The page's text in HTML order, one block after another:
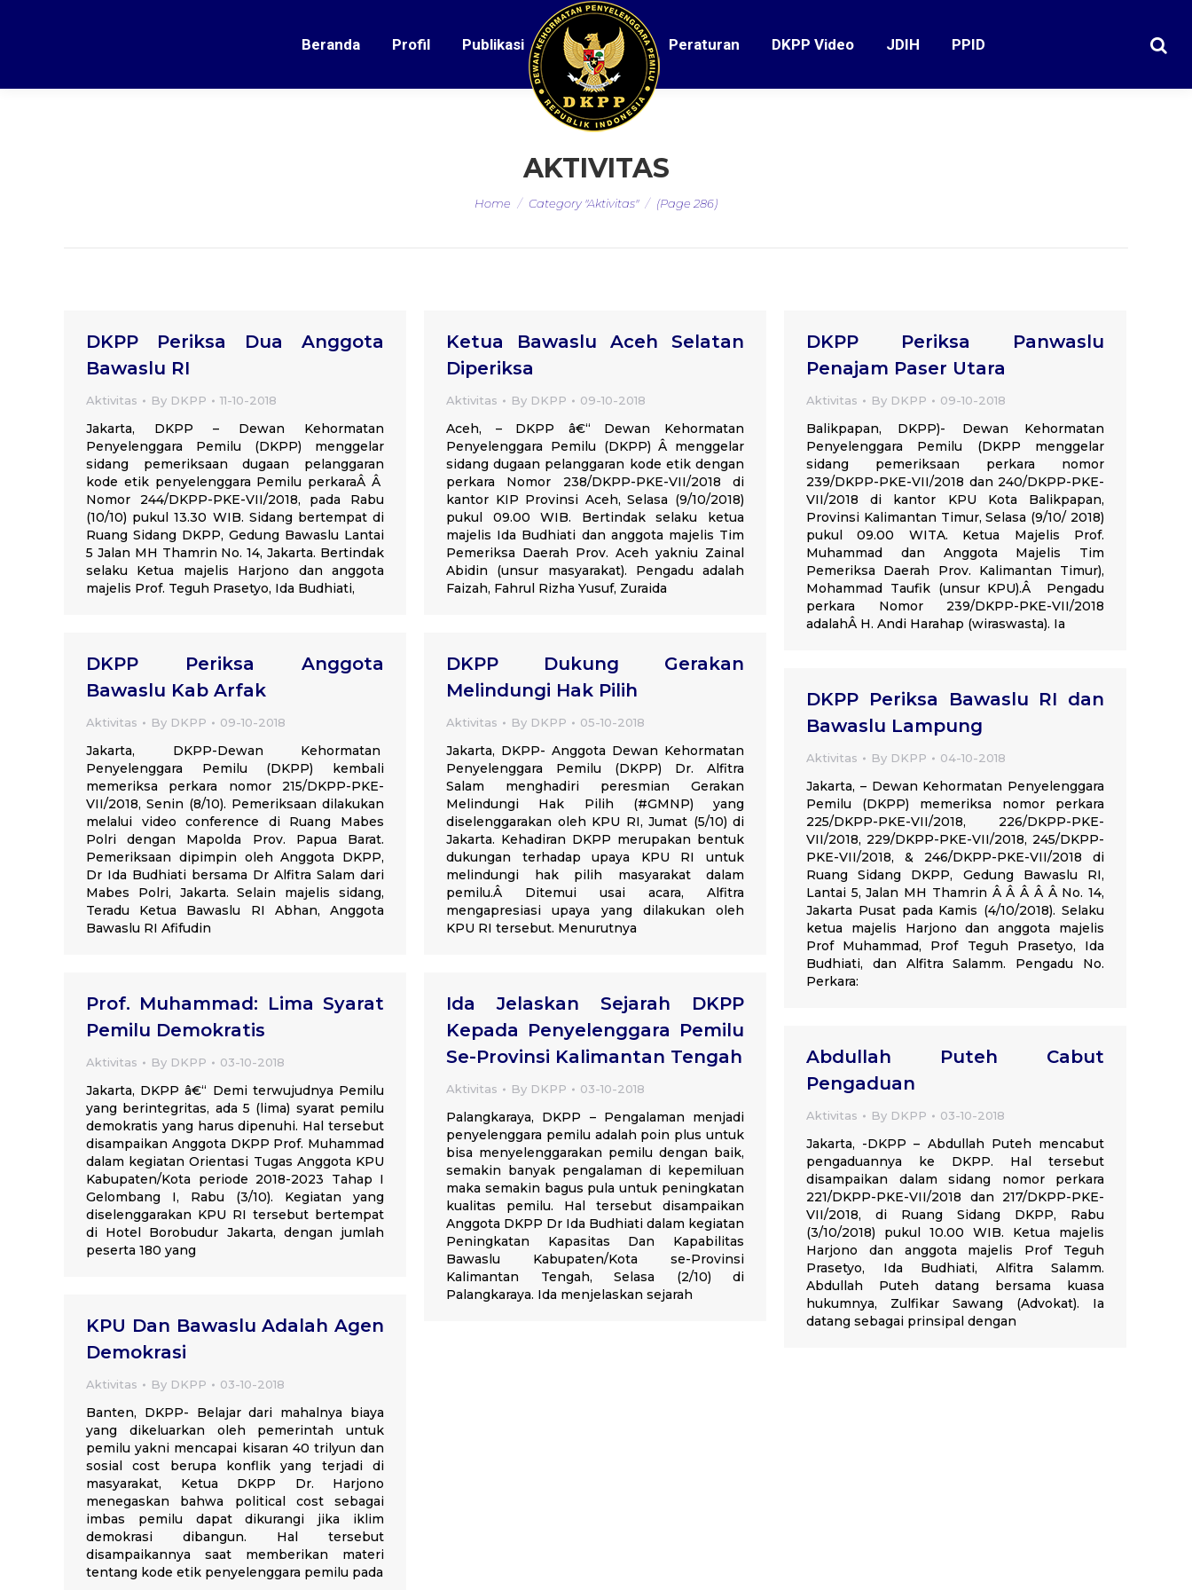
Beranda Profil Publikasi Peraturan DKPP Video JDIH PPID
AKTIVITAS
You are here:
Home Category "Aktivitas" (Page 286)
DKPP Periksa Dua Anggota
Bawaslu RI
Aktivitas By DKPP 11-10-2018
Jakarta, DKPP – Dewan Kehormatan
Penyelenggara Pemilu (DKPP) menggelar
sidang pemeriksaan dugaan pelanggaran
kode etik penyelenggara Pemilu perkaraÂ Â
Nomor 244/DKPP-PKE-VII/2018, pada Rabu
(10/10) pukul 13.30 WIB. Sidang bertempat di
Ruang Sidang DKPP, Gedung Bawaslu Lantai
5 Jalan MH Thamrin No. 14, Jakarta. Bertindak
selaku Ketua majelis Harjono dan anggota
majelis Prof. Teguh Prasetyo, Ida Budhiati,
Ketua Bawaslu Aceh Selatan
Diperiksa
Aktivitas By DKPP 09-10-2018
Aceh, – DKPP â€“ Dewan Kehormatan
Penyelenggara Pemilu (DKPP) Â menggelar
sidang dugaan pelanggaran kode etik dengan
perkara Nomor 238/DKPP-PKE-VII/2018 di
kantor KIP Provinsi Aceh, Selasa (9/10/2018)
pukul 09.00 WIB. Bertindak selaku ketua
majelis Ida Budhiati dan anggota majelis Tim
Pemeriksa Daerah Prov. Aceh yakniu Zainal
Abidin (unsur masyarakat). Pengadu adalah
Faizah, Fahrul Rizha Yusuf, Zuraida
DKPP Periksa Panwaslu
Penajam Paser Utara
Aktivitas By DKPP 09-10-2018
Balikpapan, DKPP)- Dewan Kehormatan
Penyelenggara Pemilu (DKPP menggelar
sidang pemeriksaan perkara nomor
239/DKPP-PKE-VII/2018 dan 240/DKPP-PKE-
VII/2018 di kantor KPU Kota Balikpapan,
Provinsi Kalimantan Timur, Selasa (9/10/ 2018)
pukul 09.00 WITA. Ketua Majelis Prof.
Muhammad dan Anggota Majelis Tim
Pemeriksa Daerah Prov. Kalimantan Timur),
Mohammad Taufik (unsur KPU).Â Pengadu
perkara Nomor 239/DKPP-PKE-VII/2018
adalahÂ H. Andi Harahap (wiraswasta). Ia
DKPP Periksa Anggota
Bawaslu Kab Arfak
Aktivitas By DKPP 09-10-2018
Jakarta, DKPP-Dewan Kehormatan
Penyelenggara Pemilu (DKPP) kembali
memeriksa perkara nomor 215/DKPP-PKE-
VII/2018, Senin (8/10). Pemeriksaan dilakukan
melalui video conference di Ruang Mabes
Polri dengan Mapolda Prov. Papua Barat.
Pemeriksaan dipimpin oleh Anggota DKPP,
Dr Ida Budhiati bersama Dr Alfitra Salam dari
Mabes Polri, Jakarta. Selain majelis sidang,
Teradu Ketua Bawaslu RI Abhan, Anggota
Bawaslu RI Afifudin
DKPP Dukung Gerakan
Melindungi Hak Pilih
Aktivitas By DKPP 05-10-2018
Jakarta, DKPP- Anggota Dewan Kehormatan
Penyelenggara Pemilu (DKPP) Dr. Alfitra
Salam menghadiri peresmian Gerakan
Melindungi Hak Pilih (#GMNP) yang
diselenggarakan oleh KPU RI, Jumat (5/10) di
Jakarta. Kehadiran DKPP merupakan bentuk
dukungan terhadap upaya KPU RI untuk
melindungi hak pilih masyarakat dalam
pemilu.Â Ditemui usai acara, Alfitra
mengapresiasi upaya yang dilakukan oleh
KPU RI tersebut. Menurutnya
DKPP Periksa Bawaslu RI dan
Bawaslu Lampung
Aktivitas By DKPP 04-10-2018
Jakarta, – Dewan Kehormatan Penyelenggara
Pemilu (DKPP) memeriksa nomor perkara
225/DKPP-PKE-VII/2018, 226/DKPP-PKE-
VII/2018, 229/DKPP-PKE-VII/2018, 245/DKPP-
PKE-VII/2018, & 246/DKPP-PKE-VII/2018 di
Ruang Sidang DKPP, Gedung Bawaslu RI,
Lantai 5, Jalan MH Thamrin Â Â Â Â Â No. 14,
Jakarta Pusat pada Kamis (4/10/2018). Selaku
ketua majelis Harjono dan anggota majelis
Prof Muhammad, Prof Teguh Prasetyo, Ida
Budhiati, dan Alfitra Salamm. Pengadu No.
Perkara:
Prof. Muhammad: Lima Syarat
Pemilu Demokratis
Aktivitas By DKPP 03-10-2018
Jakarta, DKPP â€“ Demi terwujudnya Pemilu
yang berintegritas, ada 5 (lima) syarat pemilu
demokratis yang harus dipenuhi. Hal tersebut
disampaikan Anggota DKPP Prof. Muhammad
dalam kegiatan Orientasi Tugas Anggota KPU
Kabupaten/Kota periode 2018-2023 Tahap I
Gelombang I, Rabu (3/10). Kegiatan yang
diselenggarakan KPU RI tersebut bertempat
di Hotel Borobudur Jakarta, dengan jumlah
peserta 180 yang
Ida Jelaskan Sejarah DKPP
Kepada Penyelenggara Pemilu
Se-Provinsi Kalimantan Tengah
Aktivitas By DKPP 03-10-2018
Palangkaraya, DKPP – Pengalaman menjadi
penyelenggara pemilu adalah poin plus untuk
bisa menyelenggarakan pemilu dengan baik,
semakin banyak pengalaman di kepemiluan
maka semakin bagus pula untuk peningkatan
kualitas pemilu. Hal tersebut disampaikan
Anggota DKPP Dr Ida Budhiati dalam kegiatan
Peningkatan Kapasitas Dan Kapabilitas
Bawaslu Kabupaten/Kota se-Provinsi
Kalimantan Tengah, Selasa (2/10) di
Palangkaraya. Ida menjelaskan sejarah
Abdullah Puteh Cabut
Pengaduan
Aktivitas By DKPP 03-10-2018
Jakarta, -DKPP – Abdullah Puteh mencabut
pengaduannya ke DKPP. Hal tersebut
disampaikan dalam sidang nomor perkara
221/DKPP-PKE-VII/2018 dan 217/DKPP-PKE-
VII/2018, di Ruang Sidang DKPP, Rabu
(3/10/2018) pukul 10.00 WIB. Ketua majelis
Harjono dan anggota majelis Prof Teguh
Prasetyo, Ida Budhiati, Alfitra Salamm.
Abdullah Puteh datang bersama kuasa
hukumnya, Zulfikar Sawang (Advokat). Ia
datang sebagai prinsipal dengan
KPU Dan Bawaslu Adalah Agen
Demokrasi
Aktivitas By DKPP 03-10-2018
Banten, DKPP- Belajar dari mahalnya biaya
yang dikeluarkan oleh pemerintah untuk
pemilu yakni mencapai kisaran 40 trilyun dan
sosial cost berupa konflik yang terjadi di
masyarakat, Ketua DKPP Dr. Harjono
menegaskan bahwa political cost sebagai
imbas pemilu dapat dikurangi jika iklim
demokrasi dibangun. Hal tersebut
disampaikannya saat memberikan materi
tentang kode etik penyelenggara pemilu pada